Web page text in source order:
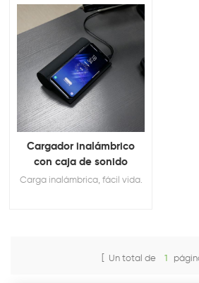
Cargador inalámbrico
con caja de sonido
Carga inalámbrica, fácil vida.
[ Un total de 1